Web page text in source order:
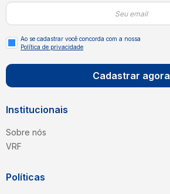
Ao se cadastrar você concorda com a nossa
Política de privacidade
Cadastrar agora
Institucionais
Sobre nós
VRF
Políticas